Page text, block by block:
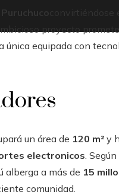
convirtiéndose
proyecto promete
única equipada con
un área de 120 m² y
electronicos .
alberga a más de 15
comunidad.